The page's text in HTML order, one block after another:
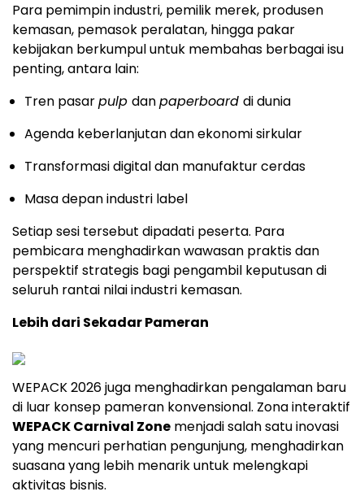
Para pemimpin industri, pemilik merek, produsen
kemasan, pemasok peralatan, hingga pakar
kebijakan berkumpul untuk membahas berbagai isu
penting, antara lain:
Tren pasarpulp danpaperboard di dunia
Agenda keberlanjutan dan ekonomi sirkular
Transformasi digital dan manufaktur cerdas
Masa depan industri label
Setiap sesi tersebut dipadati peserta. Para
pembicara menghadirkan wawasan praktis dan
perspektif strategis bagi pengambil keputusan di
seluruh rantai nilai industri kemasan.
Lebih dari Sekadar Pameran
WEPACK 2026 juga menghadirkan pengalaman baru
di luar konsep pameran konvensional. Zona interaktif
WEPACK Carnival Zone menjadi salah satu inovasi
yang mencuri perhatian pengunjung, menghadirkan
suasana yang lebih menarik untuk melengkapi
aktivitas bisnis.